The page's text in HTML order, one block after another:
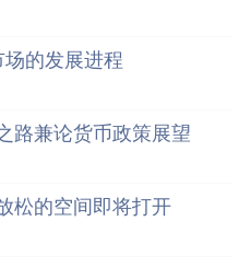
的发展进程
路兼论货币政策展望
松的空间即将打开